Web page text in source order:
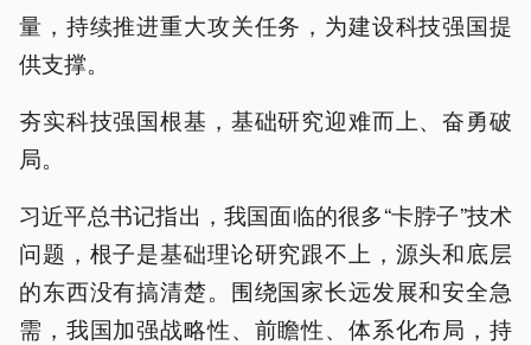
量，持续推进重大攻关任务，为建设科技强国提
供支撑。
夯实科技强国根基，基础研究迎难而上、奋勇破
局。
习近平总书记指出，我国面临的很多“卡脖子”技术
问题，根子是基础理论研究跟不上，源头和底层
的东西没有搞清楚。围绕国家长远发展和安全急
需，我国加强战略性、前瞻性、体系化布局，持